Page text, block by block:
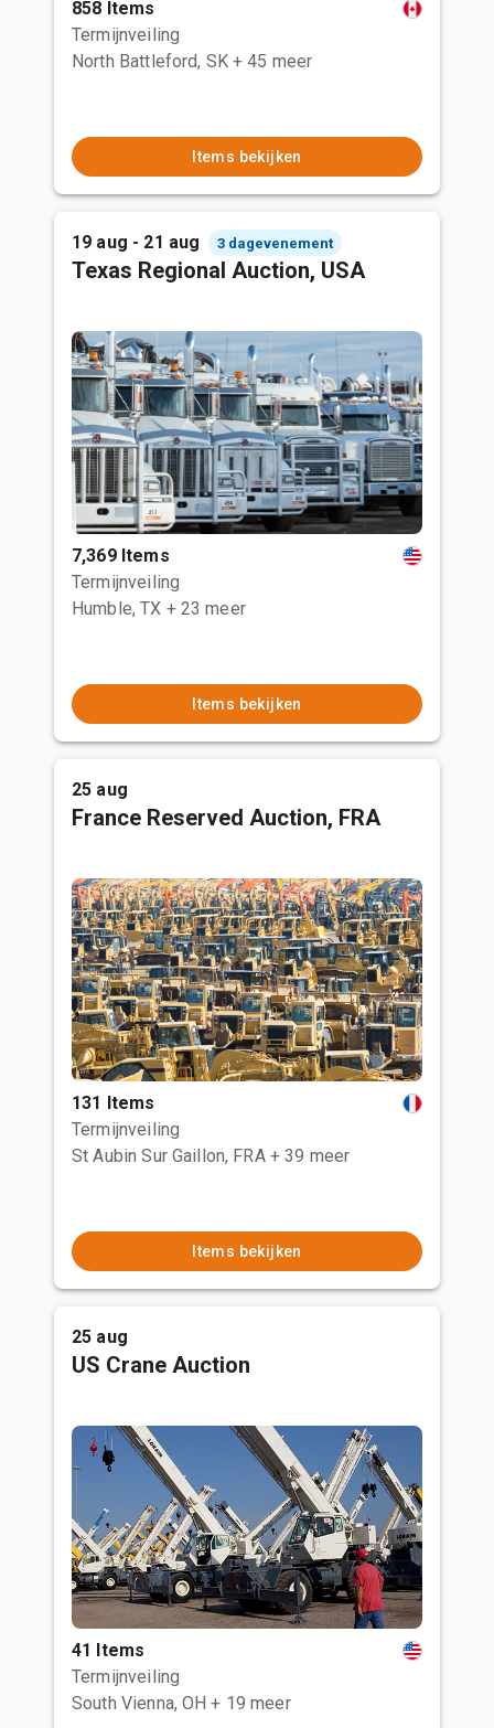
858 Items
Termijnveiling
North Battleford, SK + 45 meer
Items bekijken
19 aug - 21 aug 3 dagevenement
Texas Regional Auction, USA
7,369 Items
Termijnveiling
Humble, TX + 23 meer
Items bekijken
25 aug
France Reserved Auction, FRA
131 Items
Termijnveiling
St Aubin Sur Gaillon, FRA + 39 meer
Items bekijken
25 aug
US Crane Auction
41 Items
Termijnveiling
South Vienna, OH + 19 meer